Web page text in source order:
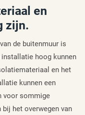
en
zijn.
de buitenmuur is
hoog kunnen
en het
kunnen een
voor sommige
het overwegen van